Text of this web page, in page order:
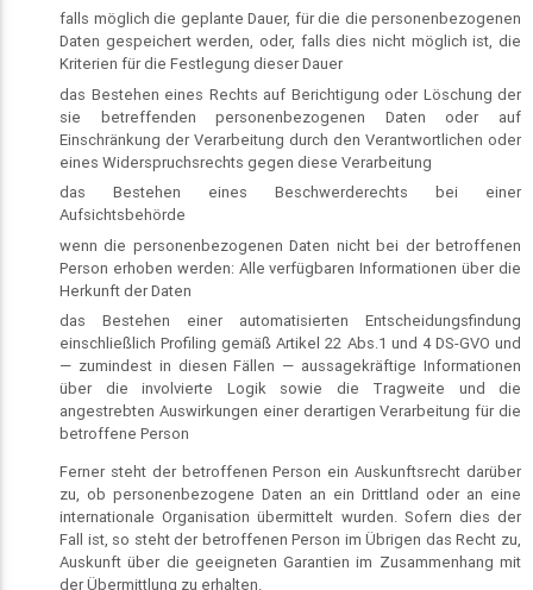
falls möglich die geplante Dauer, für die die personenbezogenen
Daten gespeichert werden, oder, falls dies nicht möglich ist, die
Kriterien für die Festlegung dieser Dauer
das Bestehen eines Rechts auf Berichtigung oder Löschung der
sie betreffenden personenbezogenen Daten oder auf
Einschränkung der Verarbeitung durch den Verantwortlichen oder
eines Widerspruchsrechts gegen diese Verarbeitung
das Bestehen eines Beschwerderechts bei einer
Aufsichtsbehörde
wenn die personenbezogenen Daten nicht bei der betroffenen
Person erhoben werden: Alle verfügbaren Informationen über die
Herkunft der Daten
das Bestehen einer automatisierten Entscheidungsfindung
einschließlich Profiling gemäß Artikel 22 Abs.1 und 4 DS-GVO und
— zumindest in diesen Fällen — aussagekräftige Informationen
über die involvierte Logik sowie die Tragweite und die
angestrebten Auswirkungen einer derartigen Verarbeitung für die
betroffene Person
Ferner steht der betroffenen Person ein Auskunftsrecht darüber
zu, ob personenbezogene Daten an ein Drittland oder an eine
internationale Organisation übermittelt wurden. Sofern dies der
Fall ist, so steht der betroffenen Person im Übrigen das Recht zu,
Auskunft über die geeigneten Garantien im Zusammenhang mit
der Übermittlung zu erhalten.